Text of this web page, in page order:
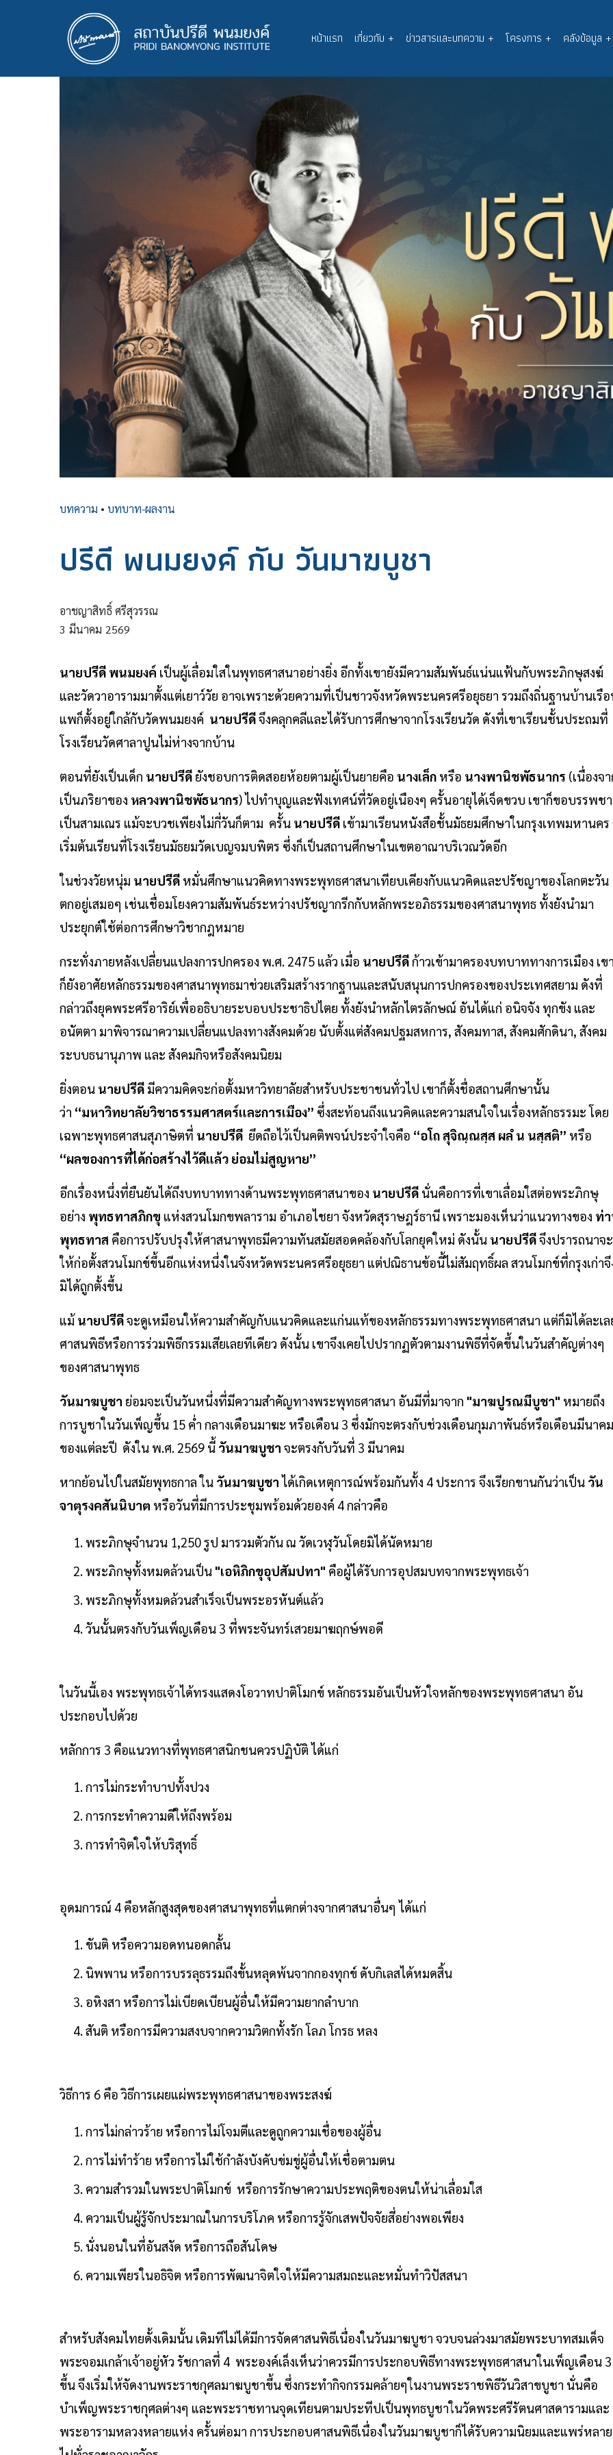
Main
navigation
หน้าแรก เกี่ยวกับ + ข่าวสารและบทความ + โครงการ + คลังข้อมูล +
บทความ • บทบาท-ผลงาน
ปรีดี พนมยงค์ กับ วันมาฆบูชา
อาชญาสิทธิ์ ศรีสุวรรณ
3 มีนาคม 2569
นายปรีดี พนมยงค์ เป็นผู้เลื่อมใสในพุทธศาสนาอย่างยิ่ง อีกทั้งเขายังมีความสัมพันธ์แน่นแฟ้นกับพระภิกษุสงฆ์
และวัดวาอารามมาตั้งแต่เยาว์วัย อาจเพราะด้วยความที่เป็นชาวจังหวัดพระนครศรีอยุธยา รวมถึงถิ่นฐานบ้านเรื
แพก็ตั้งอยู่ใกล้กับวัดพนมยงค์ นายปรีดีจึงคลุกคลีและได้รับการศึกษาจากโรงเรียนวัด ดังที่เขาเรียนชั้นประถมที่
โรงเรียนวัดศาลาปูนไม่ห่างจากบ้าน
ตอนที่ยังเป็นเด็ก นายปรีดี ยังชอบการติดสอยห้อยตามผู้เป็นยายคือ นางเล็ก หรือ นางพานิชพัธนากร (เนื่องจ
เป็นภริยาของ หลวงพานิชพัธนากร) ไปทำบุญและฟังเทศน์ที่วัดอยู่เนืองๆ ครั้นอายุได้เจ็ดขวบ เขาก็ขอบรรพชา
เป็นสามเณร แม้จะบวชเพียงไม่กี่วันก็ตาม ครั้น นายปรีดี เข้ามาเรียนหนังสือชั้นมัธยมศึกษาในกรุงเทพมหานคร
เริ่มต้นเรียนที่โรงเรียนมัธยมวัดเบญจมบพิตร ซึ่งก็เป็นสถานศึกษาในเขตอาณาบริเวณวัดอีก
ในช่วงวัยหนุ่ม นายปรีดี หมั่นศึกษาแนวคิดทางพระพุทธศาสนาเทียบเคียงกับแนวคิดและปรัชญาของโลกตะวัน
ตกอยู่เสมอๆ เช่นเชื่อมโยงความสัมพันธ์ระหว่างปรัชญากรีกกับหลักพระอภิธรรมของศาสนาพุทธ ทั้งยังนำมา
ประยุกต์ใช้ต่อการศึกษาวิชากฎหมาย
กระทั่งภายหลังเปลี่ยนแปลงการปกครอง พ.ศ. 2475 แล้ว เมื่อ นายปรีดีก้าวเข้ามาครองบทบาททางการเมือง เขา
ก็ยังอาศัยหลักธรรมของศาสนาพุทธมาช่วยเสริมสร้างรากฐานและสนับสนุนการปกครองของประเทศสยาม ดังที่
กล่าวถึงยุคพระศรีอาริย์เพื่ออธิบายระบอบประชาธิปไตย ทั้งยังนำหลักไตรลักษณ์ อันได้แก่ อนิจจัง ทุกขัง และ
อนัตตา มาพิจารณาความเปลี่ยนแปลงทางสังคมด้วย นับตั้งแต่สังคมปฐมสหการ, สังคมทาส, สังคมศักดินา, สังคม
ระบบธนานุภาพ และ สังคมกิจหรือสังคมนิยม
ยิ่งตอน นายปรีดี มีความคิดจะก่อตั้งมหาวิทยาลัยสำหรับประชาชนทั่วไป เขาก็ตั้งชื่อสถานศึกษานั้น
ว่า “มหาวิทยาลัยวิชาธรรมศาสตร์และการเมือง” ซึ่งสะท้อนถึงแนวคิดและความสนใจในเรื่องหลักธรรมะ โดย
เฉพาะพุทธศาสนสุภาษิตที่ นายปรีดี ยึดถือไว้เป็นคติพจน์ประจำใจคือ “อโถ สุจิณฺณสฺส ผลํ น นสฺสติ” หรือ
“ผลของการที่ได้ก่อสร้างไว้ดีแล้ว ย่อมไม่สูญหาย”
อีกเรื่องหนึ่งที่ยืนยันได้ถึงบทบาททางด้านพระพุทธศาสนาของ นายปรีดี นั่นคือการที่เขาเลื่อมใสต่อพระภิกษุ
อย่าง พุทธทาสภิกขุ แห่งสวนโมกขพลาราม อำเภอไชยา จังหวัดสุราษฎร์ธานี เพราะมองเห็นว่าแนวทางของ ท่
พุทธทาส คือการปรับปรุงให้ศาสนาพุทธมีความทันสมัยสอดคล้องกับโลกยุคใหม่ ดังนั้น นายปรีดีจึงปรารถนาจะ
ให้ก่อตั้งสวนโมกข์ขึ้นอีกแห่งหนึ่งในจังหวัดพระนครศรีอยุธยา แต่ปณิธานข้อนี้ไม่สัมฤทธิ์ผล สวนโมกข์ที่กรุงเก่าจึ
มิได้ถูกตั้งขึ้น
แม้นายปรีดีจะดูเหมือนให้ความสำคัญกับแนวคิดและแก่นแท้ของหลักธรรมทางพระพุทธศาสนา แต่ก็มิได้ละเล
ศาสนพิธีหรือการร่วมพิธีกรรมเสียเลยทีเดียว ดังนั้น เขาจึงเคยไปปรากฏตัวตามงานพิธีที่จัดขึ้นในวันสำคัญต่างๆ
ของศาสนาพุทธ
วันมาฆบูชา ย่อมจะเป็นวันหนึ่งที่มีความสำคัญทางพระพุทธศาสนา อันมีที่มาจาก "มาฆปูรณมีบูชา" หมายถึง
การบูชาในวันเพ็ญขึ้น 15 ค่ำ กลางเดือนมาฆะ หรือเดือน 3 ซึ่งมักจะตรงกับช่วงเดือนกุมภาพันธ์หรือเดือนมีนาคม
ของแต่ละปี ดังใน พ.ศ. 2569 นี้ วันมาฆบูชา จะตรงกับวันที่ 3 มีนาคม
หากย้อนไปในสมัยพุทธกาล ใน วันมาฆบูชาได้เกิดเหตุการณ์พร้อมกันทั้ง 4 ประการ จึงเรียกขานกันว่าเป็น วัน
จาตุรงคสันนิบาต หรือวันที่มีการประชุมพร้อมด้วยองค์ 4 กล่าวคือ
พระภิกษุจำนวน 1,250 รูป มารวมตัวกัน ณ วัดเวฬุวันโดยมิได้นัดหมาย
พระภิกษุทั้งหมดล้วนเป็น "เอหิภิกขุอุปสัมปทา" คือผู้ได้รับการอุปสมบทจากพระพุทธเจ้า
พระภิกษุทั้งหมดล้วนสำเร็จเป็นพระอรหันต์แล้ว
วันนั้นตรงกับวันเพ็ญเดือน 3 ที่พระจันทร์เสวยมาฆฤกษ์พอดี
ในวันนี้เอง พระพุทธเจ้าได้ทรงแสดงโอวาทปาติโมกข์ หลักธรรมอันเป็นหัวใจหลักของพระพุทธศาสนา อัน
ประกอบไปด้วย
หลักการ 3 คือแนวทางที่พุทธศาสนิกชนควรปฏิบัติ ได้แก่
การไม่กระทำบาปทั้งปวง
การกระทำความดีให้ถึงพร้อม
การทำจิตใจให้บริสุทธิ์
อุดมการณ์ 4 คือหลักสูงสุดของศาสนาพุทธที่แตกต่างจากศาสนาอื่นๆ ได้แก่
ขันติ หรือความอดทนอดกลั้น
นิพพาน หรือการบรรลุธรรมถึงขั้นหลุดพ้นจากกองทุกข์ ดับกิเลสได้หมดสิ้น
อหิงสา หรือการไม่เบียดเบียนผู้อื่นให้มีความยากลำบาก
สันติ หรือการมีความสงบจากความวิตกทั้งรัก โลภ โกรธ หลง
วิธีการ 6 คือ วิธีการเผยแผ่พระพุทธศาสนาของพระสงฆ์
การไม่กล่าวร้าย หรือการไม่โจมตีและดูถูกความเชื่อของผู้อื่น
การไม่ทำร้าย หรือการไม่ใช้กำลังบังคับข่มขู่ผู้อื่นให้เชื่อตามตน
ความสำรวมในพระปาติโมกข์ หรือการรักษาความประพฤติของตนให้น่าเลื่อมใส
ความเป็นผู้รู้จักประมาณในการบริโภค หรือการรู้จักเสพปัจจัยสี่อย่างพอเพียง
นั่งนอนในที่อันสงัด หรือการถือสันโดษ
ความเพียรในอธิจิต หรือการพัฒนาจิตใจให้มีความสมถะและหมั่นทำวิปัสสนา
สำหรับสังคมไทยดั้งเดิมนั้น เดิมทีไม่ได้มีการจัดศาสนพิธีเนื่องในวันมาฆบูชา จวบจนล่วงมาสมัยพระบาทสมเด็จ
พระจอมเกล้าเจ้าอยู่หัว รัชกาลที่ 4 พระองค์เล็งเห็นว่าควรมีการประกอบพิธีทางพระพุทธศาสนาในเพ็ญเดือน 3
ขึ้น จึงเริ่มให้จัดงานพระราชกุศลมาฆบูชาขึ้น ซึ่งกระทำกิจกรรมคล้ายๆในงานพระราชพิธีวันวิสาขบูชา นั่นคือ
บำเพ็ญพระราชกุศลต่างๆ และพระราชทานจุดเทียนตามประทีปเป็นพุทธบูชาในวัดพระศรีรัตนศาสดารามและ
พระอารามหลวงหลายแห่ง ครั้นต่อมา การประกอบศาสนพิธีเนื่องในวันมาฆบูชาก็ได้รับความนิยมและแพร่หลาย